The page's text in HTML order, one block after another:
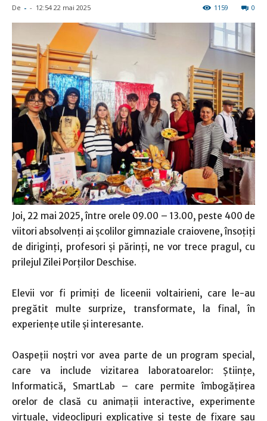
De - - 12:54 22 mai 2025 0
1159
Joi, 22 mai 2025, între orele 09.00 – 13.00, peste 400 de
viitori absolvenţi ai şcolilor gimnaziale craiovene, însoţiţi
de diriginţi, profesori şi părinţi, ne vor trece pragul, cu
prilejul Zilei Porţilor Deschise.
Elevii vor fi primiţi de liceenii voltairieni, care le-au
pregătit multe surprize, transformate, la final, în
experienţe utile şi interesante.
Oaspeţii noştri vor avea parte de un program special,
care va include vizitarea laboratoarelor: Știinţe,
Informatică, SmartLab – care permite îmbogăţirea
orelor de clasă cu animaţii interactive, experimente
virtuale, videoclipuri explicative şi teste de fixare sau